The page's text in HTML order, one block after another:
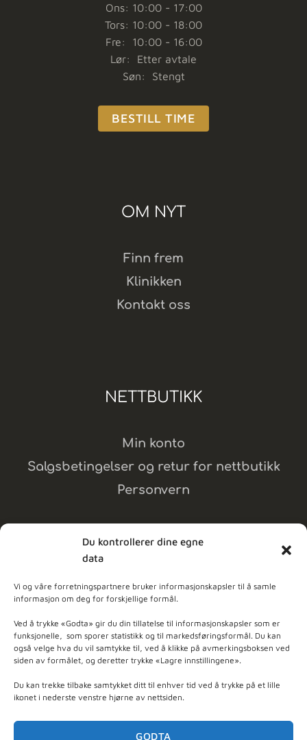
Du kontrollerer dine egne
data
Vi og våre forretningspartnere bruker informasjonskapsler til å samle
informasjon om deg for forskjellige formål.
Ved å trykke «Godta» gir du din tillatelse til informasjonskapsler som er
funksjonelle, som sporer statistikk og til markedsføringsformål. Du kan
også velge hva du vil samtykke til, ved å klikke på avmerkingsboksen ved
siden av formålet, og deretter trykke «Lagre innstillingene».
Du kan trekke tilbake samtykket ditt til enhver tid ved å trykke på et lille
ikonet i nederste venstre hjørne av nettsiden.
GODTA
Ons: 10:00 - 17:00
Tors: 10:00 - 18:00
Fre: 10:00 - 16:00
Lør: Etter avtale
Søn: Stengt
BESTILL TIME
OM NYT
Finn frem
Klinikken
Kontakt oss
NETTBUTIKK
Min konto
Salgsbetingelser og retur for nettbutikk
Personvern
- Basert på103anmeldelser